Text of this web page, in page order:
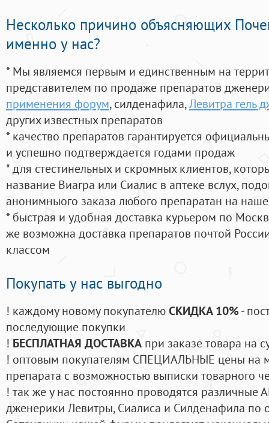
Несколько причино объясняющих
именно у нас?
* Мы являемся первым и единственным на
представителем по продаже препаратов
применения форум, силденафила,Левитра гель
других известных препаратов
* качество препаратов гарантируется
и успешно подтверждается годами продаж
* для стестинельных и скромных клиентов,
название Виагра или Сиалис в аптеке вслух,
анонимныого заказа любого препаратан на
* быстрая и удобная доставка курьером по
же возможна доставка препаратов почтой
классом
Покупать у нас выгодно
! каждому новому покупателюСКИДКА 10%-
последующие покупки
! БЕСПЛАТНАЯ ДОСТАВКА при заказе товара на
! оптовым покупателям СПЕЦИАЛЬНЫЕ цены на
препарата с возможностью выписки товарного
! так же у нас постоянно проводятся
дженерики Левитры, Сиалиса и Силденафила по